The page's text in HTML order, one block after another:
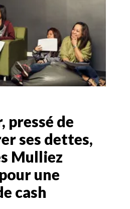
pressé de
ses dettes,
Mulliez
une
cash